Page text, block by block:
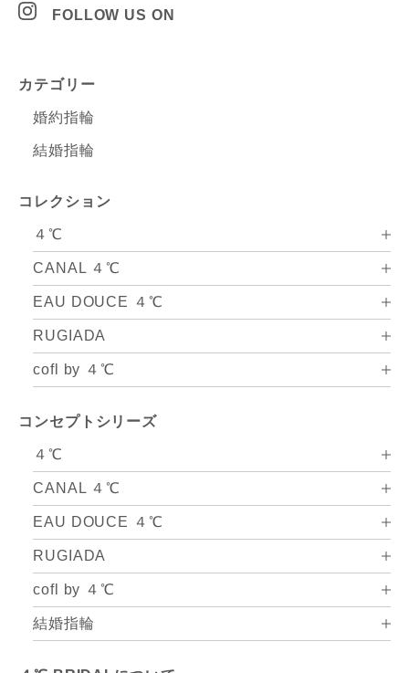
FOLLOW US ON
カテゴリー
婚約指輪
結婚指輪
コレクション
４℃
CANAL ４℃
EAU DOUCE ４℃
RUGIADA
cofl by ４℃
コンセプトシリーズ
４℃
CANAL ４℃
EAU DOUCE ４℃
RUGIADA
cofl by ４℃
結婚指輪